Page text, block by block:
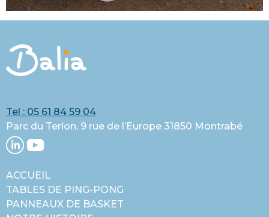
Tel : 05 61 84 59 04
Parc du Terlon, 9 rue de l’Europe 31850 Montrabé
ACCUEIL
TABLES DE PING-PONG
PANNEAUX DE BASKET